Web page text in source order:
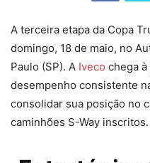
A terceira etapa da Copa
domingo, 18 de maio, no
Paulo (SP). A Iveco chega
desempenho consistente
consolidar sua posição no
caminhões S-Way inscritos.